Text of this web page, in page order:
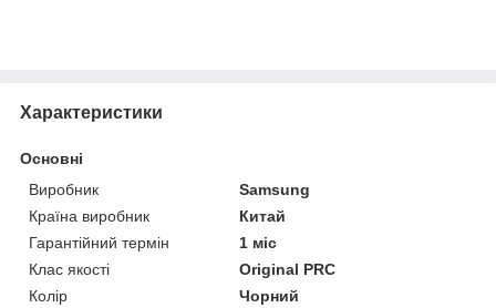
Характеристики
Основні
Виробник
Samsung
Країна виробник
Китай
Гарантійний термін
1 міс
Клас якості
Original PRC
Колір
Чорний